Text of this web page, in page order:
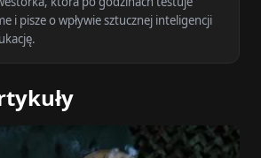
i pisze o wpływie sztucznej inteligencji